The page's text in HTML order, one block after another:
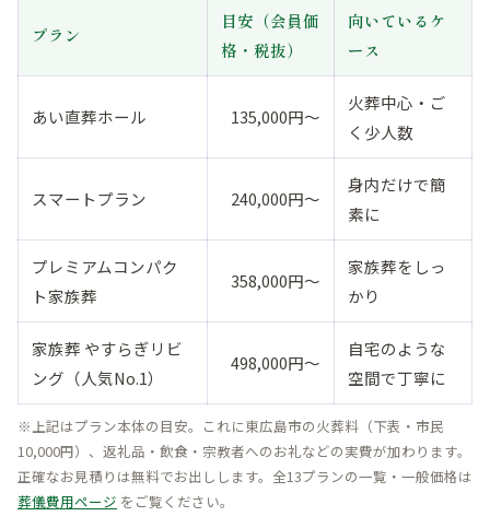
プラン
目安（会員価
格・税抜）
向いているケ
ース
あい直葬ホール 135,000円〜
火葬中心・ご
く少人数
スマートプラン 240,000円〜
身内だけで簡
素に
プレミアムコンパク
ト家族葬
358,000円〜
家族葬をしっ
かり
家族葬 やすらぎリビ
ング（人気No.1）
498,000円〜
自宅のような
空間で丁寧に
※上記はプラン本体の目安。これに東広島市の火葬料（下表・市民
10,000円）、返礼品・飲食・宗教者へのお礼などの実費が加わります。
正確なお見積りは無料でお出しします。全13プランの一覧・一般価格は
葬儀費用ページ をご覧ください。